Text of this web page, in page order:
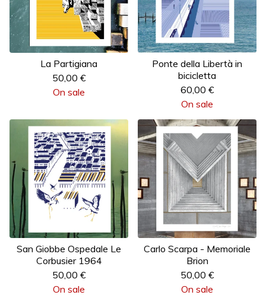
La Partigiana
50,00 €
On sale
Ponte della Libertà in
bicicletta
60,00 €
On sale
San Giobbe Ospedale Le
Corbusier 1964
50,00 €
On sale
Carlo Scarpa - Memoriale
Brion
50,00 €
On sale